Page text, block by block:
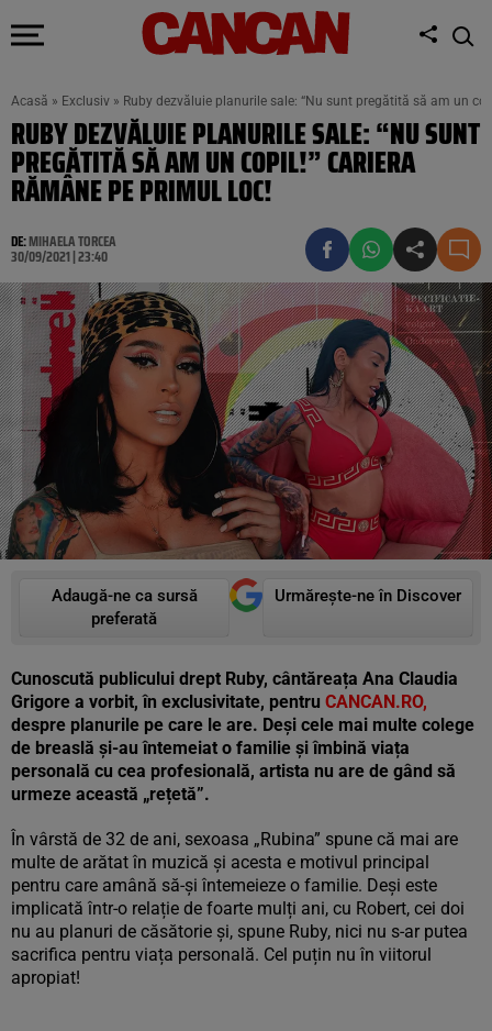
Acasă » Exclusiv » Ruby dezvăluie planurile sale: “Nu sunt pregătită să am un
RUBY DEZVĂLUIE PLANURILE SALE: “NU SUNT
PREGĂTITĂ SĂ AM UN COPIL!” CARIERA
RĂMÂNE PE PRIMUL LOC!
DE:MIHAELA TORCEA
30/09/2021 | 23:40
Adaugă-ne ca sursă
preferată
Urmărește-ne în Discover
Cunoscută publicului drept Ruby, cântăreața Ana Claudia
Grigore a vorbit, în exclusivitate, pentru CANCAN.RO,
despre planurile pe care le are. Deși cele mai multe colege
de breaslă și-au întemeiat o familie și îmbină viața
personală cu cea profesională, artista nu are de gând să
urmeze această „rețetă”.
În vârstă de 32 de ani, sexoasa „Rubina” spune că mai are
multe de arătat în muzică și acesta e motivul principal
pentru care amână să-și întemeieze o familie. Deși este
implicată într-o relație de foarte mulți ani, cu Robert, cei doi
nu au planuri de căsătorie și, spune Ruby, nici nu s-ar putea
sacrifica pentru viața personală. Cel puțin nu în viitorul
apropiat!